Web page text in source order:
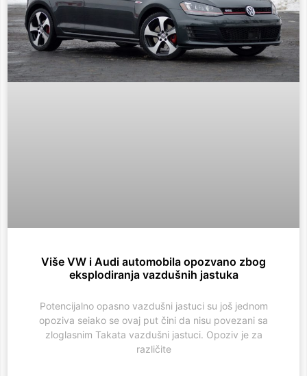
Više VW i Audi automobila opozvano zbog
eksplodiranja vazdušnih jastuka
Potencijalno opasno vazdušni jastuci su još jednom
opoziva seiako se ovaj put čini da nisu povezani sa
zloglasnim Takata vazdušni jastuci. Opoziv je za
različite